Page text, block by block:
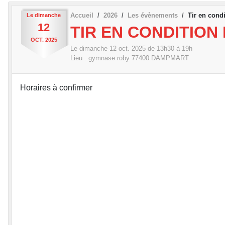
Le dimanche
12
OCT. 2025
Accueil 2026 Les évènements Tir en
TIR EN CONDITION
Le dimanche 12 oct. 2025 de 13h30 à 19h
Lieu : gymnase roby 77400 DAMPMART
Horaires à confirmer